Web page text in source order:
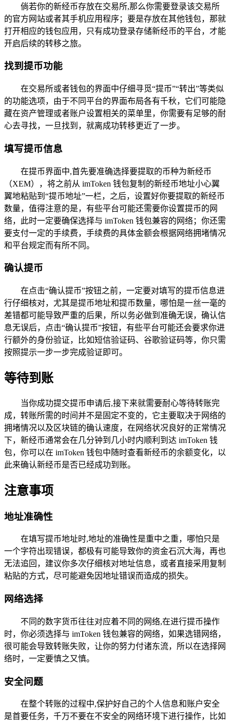
倘若你的新经币存放在交易所,那么你需要登录该交易所
的官方网站或者其手机应用程序；要是存放在其他钱包，那就
打开相应的钱包应用，只有成功登录存储新经币的平台，才能
开启后续的转移之旅。
找到提币功能
在交易所或者钱包的界面中仔细寻觅“提币”“转出”等类似
的功能选项，由于不同平台的界面布局各有千秋，它们可能隐
藏在资产管理或者账户设置相关的菜单里，你需要有足够的耐
心去寻找，一旦找到，就离成功转移更近了一步。
填写提币信息
在提币界面中,首先要准确选择要提取的币种为新经币
（XEM），将之前从 imToken 钱包复制的新经币地址小心翼
翼地粘贴到“提币地址”一栏，之后，设置好你要提取的新经币
数量，值得注意的是，有些平台可能还需要你设置提币的网
络，此时一定要确保选择与 imToken 钱包兼容的网络；你还需
要支付一定的手续费，手续费的具体金额会根据网络拥堵情况
和平台规定而有所不同。
确认提币
在点击“确认提币”按钮之前，一定要对填写的提币信息进
行仔细核对，尤其是提币地址和提币数量，哪怕是一丝一毫的
差错都可能导致严重的后果，所以务必做到准确无误，确认信
息无误后，点击“确认提币”按钮，有些平台可能还会要求你进
行额外的身份验证，比如短信验证码、谷歌验证码等，你只需
按照提示一步一步完成验证即可。
等待到账
当你成功提交提币申请后,接下来就需要耐心等待转账完
成，转账所需的时间并不是固定不变的，它主要取决于网络的
拥堵情况以及区块链的确认速度，在网络状况良好的正常情况
下，新经币通常会在几分钟到几小时内顺利到达 imToken 钱
包，你可以在 imToken 钱包中随时查看新经币的余额变化，以
此来确认新经币是否已经成功到账。
注意事项
地址准确性
在填写提币地址时,地址的准确性是重中之重，哪怕只是
一个字符出现错误，都极有可能导致你的资金石沉大海，再也
无法追回，建议你多次仔细核对地址信息，或者直接采用复制
粘贴的方式，尽可能避免因地址错误而造成的损失。
网络选择
不同的数字货币往往对应着不同的网络,在进行提币操作
时，你必须选择与 imToken 钱包兼容的网络，如果选错网络，
很可能会导致转账失败，让你的努力付诸东流，所以在选择网
络时，一定要慎之又慎。
安全问题
在整个转账的过程中,保护好自己的个人信息和账户安全
是首要任务，千万不要在不安全的网络环境下进行操作，比如